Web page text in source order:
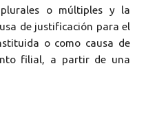
o múltiples y la
de justificación para el
o como causa de
filial, a partir de una